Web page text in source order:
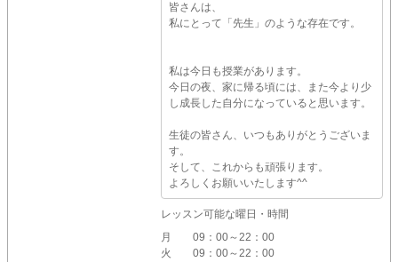
皆さんは、
私にとって「先生」のような存在です。
私は今日も授業があります。
今日の夜、家に帰る頃には、また今より少
し成長した自分になっていると思います。
生徒の皆さん、いつもありがとうございま
す。
そして、これからも頑張ります。
よろしくお願いいたします^^
レッスン可能な曜日・時間
月
09：00～22：00
火
09：00～22：00